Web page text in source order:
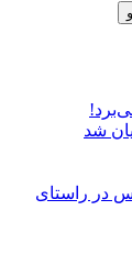
شد
در راستای